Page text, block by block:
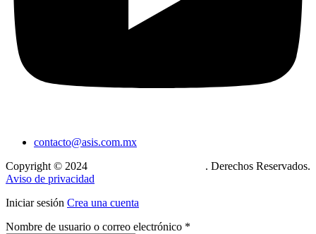
contacto@asis.com.mx
Copyright © 2024
. Derechos Reservados.
Aviso de privacidad
Iniciar sesión Crea una cuenta
Nombre de usuario o correo electrónico *